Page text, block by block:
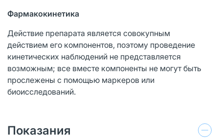
Фармакокинетика
Действие препарата является совокупным
действием его компонентов, поэтому проведение
кинетических наблюдений не представляется
возможным; все вместе компоненты не могут быть
прослежены с помощью маркеров или
биоисследований.
Показания